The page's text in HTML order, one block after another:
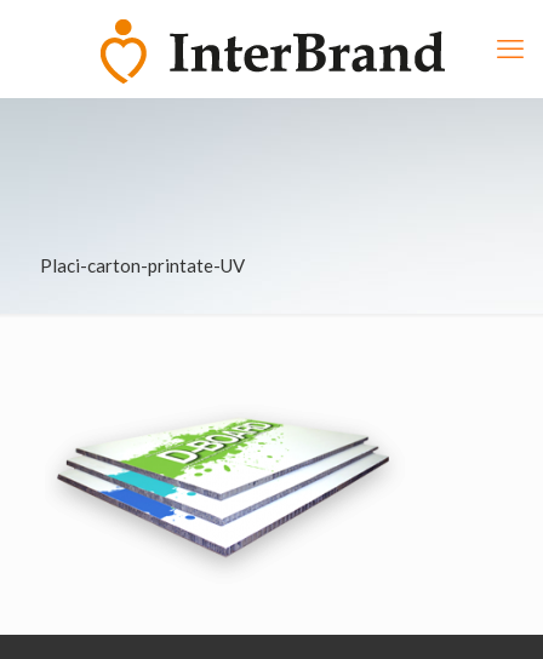
Placi-carton-printate-UV